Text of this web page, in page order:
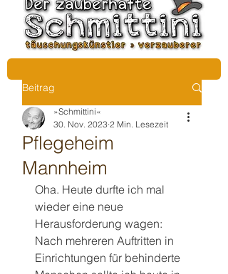
Beitrag
Pflegeheim
Mannheim
»Schmittini«
30. Nov. 2023 2 Min. Lesezeit
Oha. Heute durfte ich mal
wieder eine neue
Herausforderung wagen:
Nach mehreren Auftritten in
Einrichtungen für behinderte